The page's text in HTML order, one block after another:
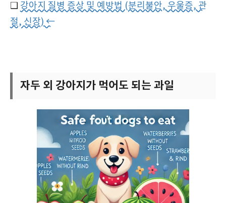
❑ 강아지 질병 증상 및 예방법 (분리불안, 우울증, 관
절, 신장) ←
자두 외 강아지가 먹어도 되는 과일